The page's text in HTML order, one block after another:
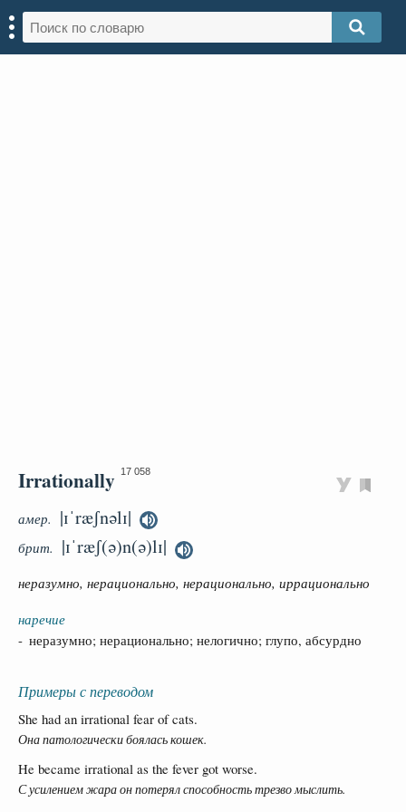
Irrationally 17 058
амер. |ɪˈræʃnəlɪ|
брит. |ɪˈræʃ(ə)n(ə)lɪ|
неразумно, нерационально, нерационально, иррационально
наречие
- неразумно; нерационально; нелогично; глупо, абсурдно
Примеры с переводом
She had an irrational fear of cats.
Она патологически боялась кошек.
He became irrational as the fever got worse.
С усилением жара он потерял способность трезво мыслить.